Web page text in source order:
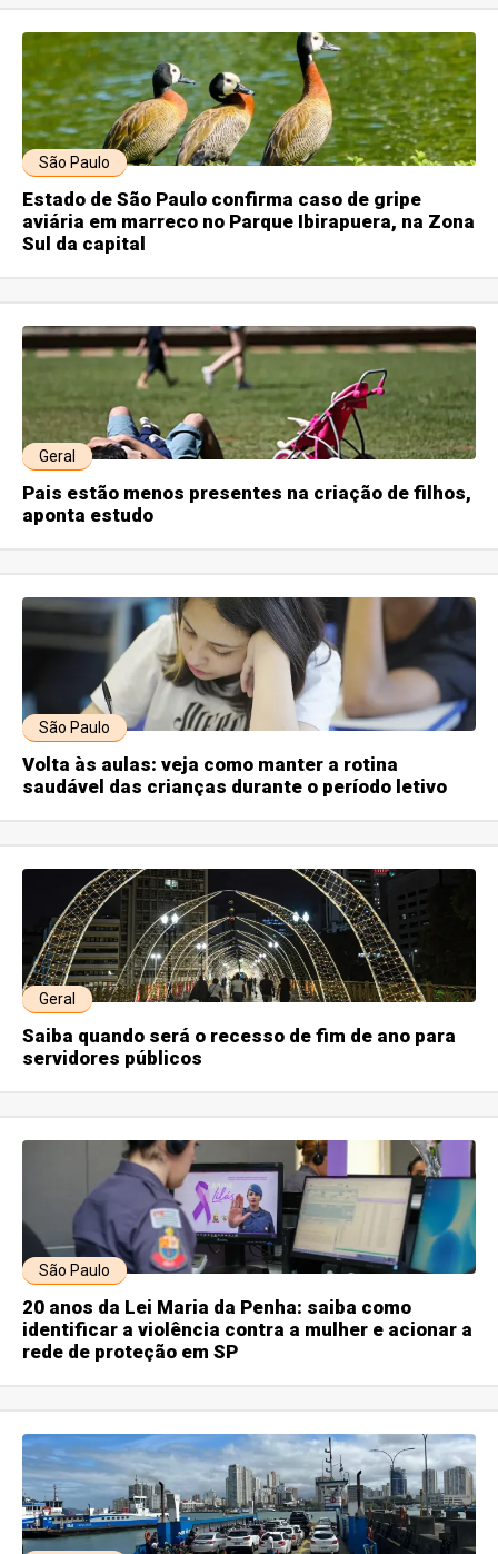
São Paulo
Estado de São Paulo confirma caso de gripe
aviária em marreco no Parque Ibirapuera, na Zona
Sul da capital
Geral
Pais estão menos presentes na criação de filhos,
aponta estudo
São Paulo
Volta às aulas: veja como manter a rotina
saudável das crianças durante o período letivo
Geral
Saiba quando será o recesso de fim de ano para
servidores públicos
São Paulo
20 anos da Lei Maria da Penha: saiba como
identificar a violência contra a mulher e acionar a
rede de proteção em SP